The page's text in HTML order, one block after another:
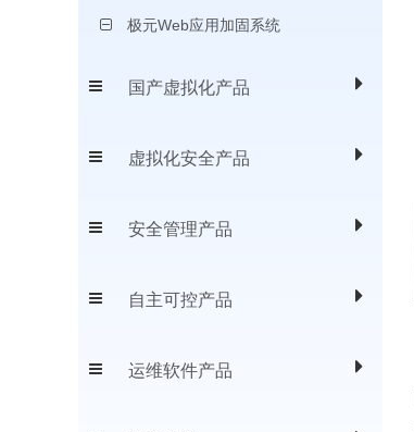
极元Web应用加固系统
国产虚拟化产品
虚拟化安全产品
安全管理产品
自主可控产品
运维软件产品